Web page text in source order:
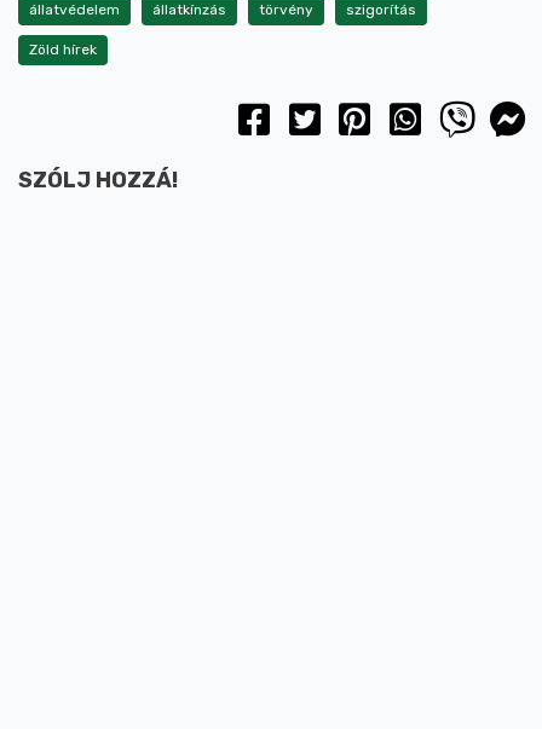
állatvédelem állatkínzás törvény szigorítás
Zöld hírek
SZÓLJ HOZZÁ!